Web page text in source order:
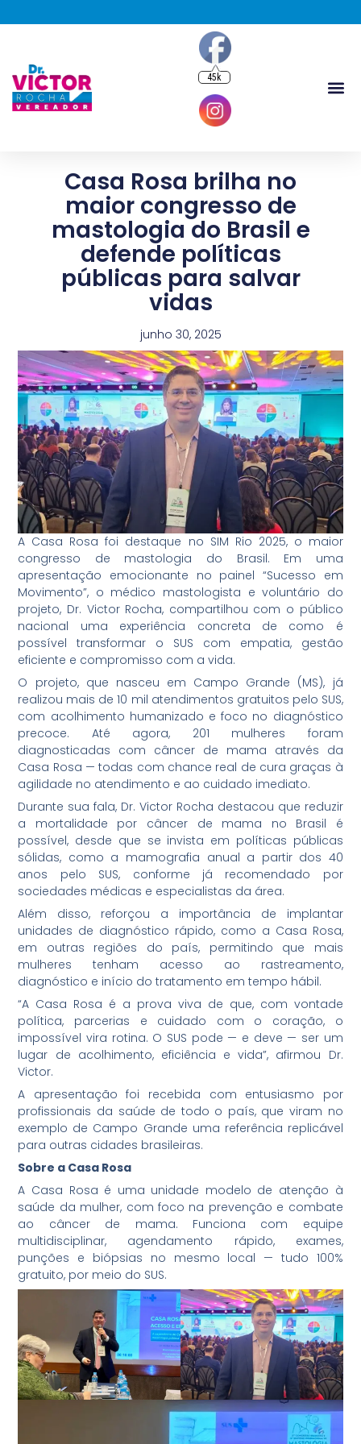
Casa Rosa brilha no
maior congresso de
mastologia do Brasil e
defende políticas
públicas para salvar
vidas
junho 30, 2025
A Casa Rosa foi destaque no SIM Rio 2025, o maior
congresso de mastologia do Brasil. Em uma
apresentação emocionante no painel “Sucesso em
Movimento”, o médico mastologista e voluntário do
projeto, Dr. Victor Rocha, compartilhou com o público
nacional uma experiência concreta de como é
possível transformar o SUS com empatia, gestão
eficiente e compromisso com a vida.
O projeto, que nasceu em Campo Grande (MS), já
realizou mais de 10 mil atendimentos gratuitos pelo SUS,
com acolhimento humanizado e foco no diagnóstico
precoce. Até agora, 201 mulheres foram
diagnosticadas com câncer de mama através da
Casa Rosa — todas com chance real de cura graças à
agilidade no atendimento e ao cuidado imediato.
Durante sua fala, Dr. Victor Rocha destacou que reduzir
a mortalidade por câncer de mama no Brasil é
possível, desde que se invista em políticas públicas
sólidas, como a mamografia anual a partir dos 40
anos pelo SUS, conforme já recomendado por
sociedades médicas e especialistas da área.
Além disso, reforçou a importância de implantar
unidades de diagnóstico rápido, como a Casa Rosa,
em outras regiões do país, permitindo que mais
mulheres tenham acesso ao rastreamento,
diagnóstico e início do tratamento em tempo hábil.
“A Casa Rosa é a prova viva de que, com vontade
política, parcerias e cuidado com o coração, o
impossível vira rotina. O SUS pode — e deve — ser um
lugar de acolhimento, eficiência e vida”, afirmou Dr.
Victor.
A apresentação foi recebida com entusiasmo por
profissionais da saúde de todo o país, que viram no
exemplo de Campo Grande uma referência replicável
para outras cidades brasileiras.
Sobre a Casa Rosa
A Casa Rosa é uma unidade modelo de atenção à
saúde da mulher, com foco na prevenção e combate
ao câncer de mama. Funciona com equipe
multidisciplinar, agendamento rápido, exames,
punções e biópsias no mesmo local — tudo 100%
gratuito, por meio do SUS.
45k